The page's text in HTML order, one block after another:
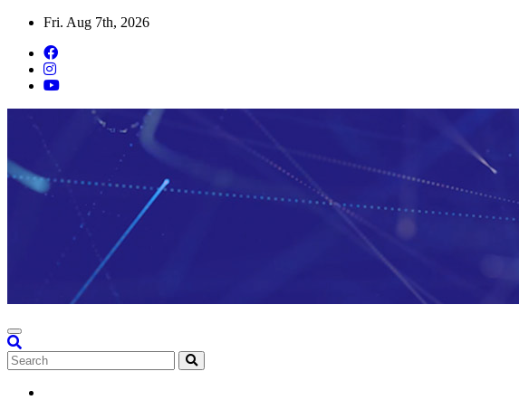
Skip
content
Fri. Aug 7th, 2026